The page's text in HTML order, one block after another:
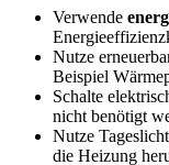
Verwende
Nutze
Beispiel
Schalte
nicht benötigt
Nutze
die Heizung